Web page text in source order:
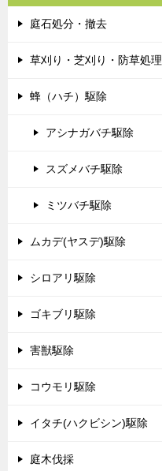
庭石処分・撤去
草刈り・芝刈り・防草処理
蜂（ハチ）駆除
アシナガバチ駆除
スズメバチ駆除
ミツバチ駆除
ムカデ(ヤスデ)駆除
シロアリ駆除
ゴキブリ駆除
害獣駆除
コウモリ駆除
イタチ(ハクビシン)駆除
庭木伐採